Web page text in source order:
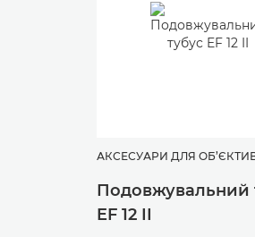
АКСЕСУАРИ ДЛЯ
Подовжувальний
EF 12 II